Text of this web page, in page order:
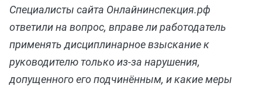
Специалисты сайта Онлайнинспекция.рф
ответили на вопрос, вправе ли работодатель
применять дисциплинарное взыскание к
руководителю только из‑за нарушения,
допущенного его подчинённым, и какие меры